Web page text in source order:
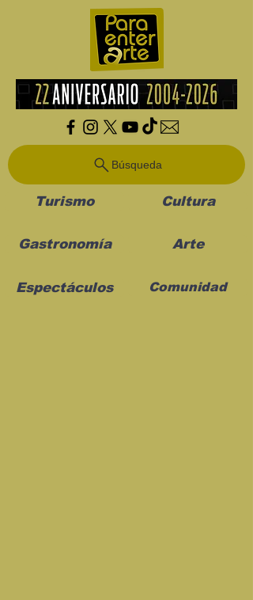
Búsqueda
Turismo Cultura
Gastronomía Arte
Espectáculos Comunidad